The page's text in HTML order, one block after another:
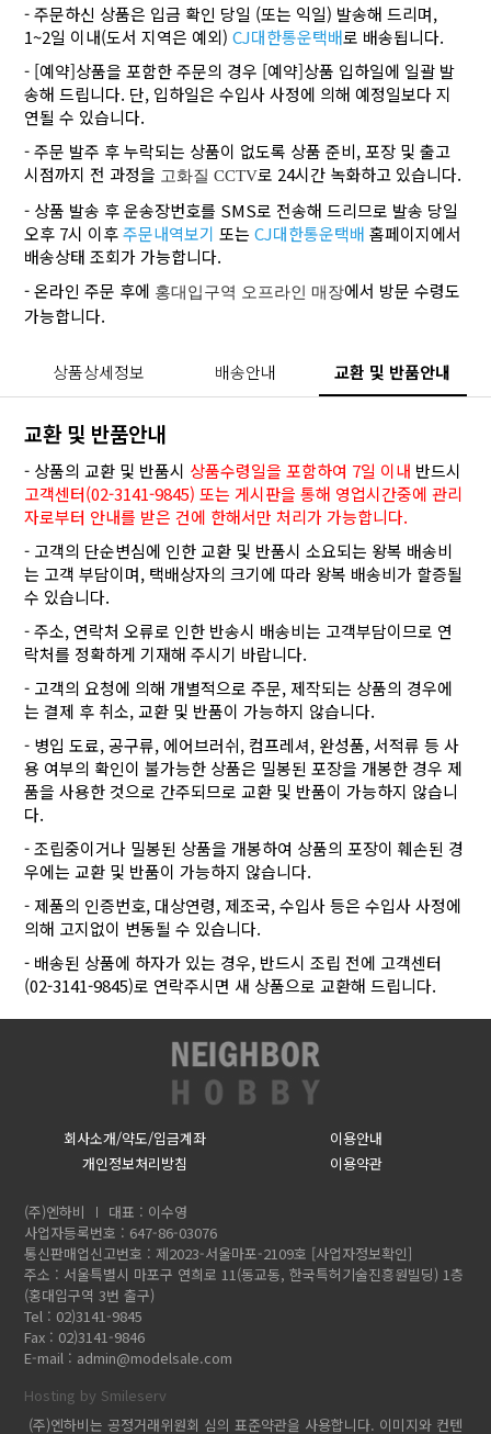
- 주문하신 상품은 입금 확인 당일 (또는 익일) 발송해 드리며,
1~2일 이내(도서 지역은 예외)CJ대한통운택배로 배송됩니다.
- [예약]상품을 포함한 주문의 경우 [예약]상품 입하일에 일괄 발
송해 드립니다. 단, 입하일은 수입사 사정에 의해 예정일보다 지
연될 수 있습니다.
- 주문 발주 후 누락되는 상품이 없도록 상품 준비, 포장 및 출고
시점까지 전 과정을 고화질 CCTV로 24시간 녹화하고 있습니다.
- 상품 발송 후 운송장번호를 SMS로 전송해 드리므로 발송 당일
오후 7시 이후주문내역보기 또는CJ대한통운택배 홈페이지에서
배송상태 조회가 가능합니다.
- 온라인 주문 후에 홍대입구역 오프라인 매장에서 방문 수령도
가능합니다.
상품상세정보 배송안내 교환 및 반품안내
교환 및 반품안내
- 상품의 교환 및 반품시 상품수령일을 포함하여 7일 이내 반드시
고객센터(02-3141-9845) 또는 게시판을 통해 영업시간중에 관리
자로부터 안내를 받은 건에 한해서만 처리가 가능합니다.
- 고객의 단순변심에 인한 교환 및 반품시 소요되는 왕복 배송비
는 고객 부담이며, 택배상자의 크기에 따라 왕복 배송비가 할증될
수 있습니다.
- 주소, 연락처 오류로 인한 반송시 배송비는 고객부담이므로 연
락처를 정확하게 기재해 주시기 바랍니다.
- 고객의 요청에 의해 개별적으로 주문, 제작되는 상품의 경우에
는 결제 후 취소, 교환 및 반품이 가능하지 않습니다.
- 병입 도료, 공구류, 에어브러쉬, 컴프레셔, 완성품, 서적류 등 사
용 여부의 확인이 불가능한 상품은 밀봉된 포장을 개봉한 경우 제
품을 사용한 것으로 간주되므로 교환 및 반품이 가능하지 않습니
다.
- 조립중이거나 밀봉된 상품을 개봉하여 상품의 포장이 훼손된 경
우에는 교환 및 반품이 가능하지 않습니다.
- 제품의 인증번호, 대상연령, 제조국, 수입사 등은 수입사 사정에
의해 고지없이 변동될 수 있습니다.
- 배송된 상품에 하자가 있는 경우, 반드시 조립 전에 고객센터
(02-3141-9845)로 연락주시면 새 상품으로 교환해 드립니다.
회사소개/약도/입금계좌
이용안내
개인정보처리방침
이용약관
(주)엔하비
대표 : 이수영
사업자등록번호 : 647-86-03076
통신판매업신고번호 : 제2023-서울마포-2109호 [사업자정보확인]
주소 : 서울특별시 마포구 연희로 11(동교동, 한국특허기술진흥원빌딩) 1층
(홍대입구역 3번 출구)
Tel : 02)3141-9845
Fax : 02)3141-9846
E-mail : admin@modelsale.com
Hosting by Smileserv
(주)엔하비는 공정거래위원회 심의 표준약관을 사용합니다. 이미지와 컨텐